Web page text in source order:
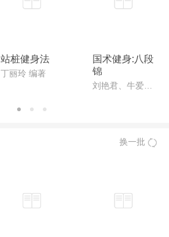
站桩健身法
丁丽玲 编著
国术健身:八段
锦
换一批